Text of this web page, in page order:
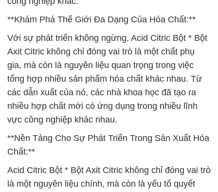
**Khám Phá Thế Giới Đa Dạng Của Hóa Chất:**
Với sự phát triển không ngừng, Acid Citric Bột * Bột
Axit Citric không chỉ đóng vai trò là một chất phụ
gia, mà còn là nguyên liệu quan trọng trong việc
tổng hợp nhiều sản phẩm hóa chất khác nhau. Từ
các dẫn xuất của nó, các nhà khoa học đã tạo ra
nhiều hợp chất mới có ứng dụng trong nhiều lĩnh
vực công nghiệp khác nhau.
**Nền Tảng Cho Sự Phát Triển Trong Sản Xuất Hóa
Chất:**
Acid Citric Bột * Bột Axit Citric không chỉ đóng vai trò
là một nguyên liệu chính, mà còn là yếu tố quyết